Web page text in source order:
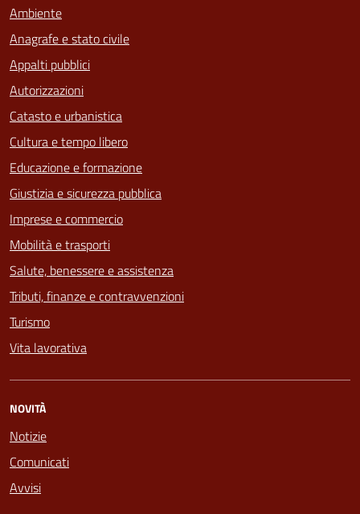
Ambiente
Anagrafe e stato civile
Appalti pubblici
Autorizzazioni
Catasto e urbanistica
Cultura e tempo libero
Educazione e formazione
Giustizia e sicurezza pubblica
Imprese e commercio
Mobilità e trasporti
Salute, benessere e assistenza
Tributi, finanze e contravvenzioni
Turismo
Vita lavorativa
NOVITÀ
Notizie
Comunicati
Avvisi